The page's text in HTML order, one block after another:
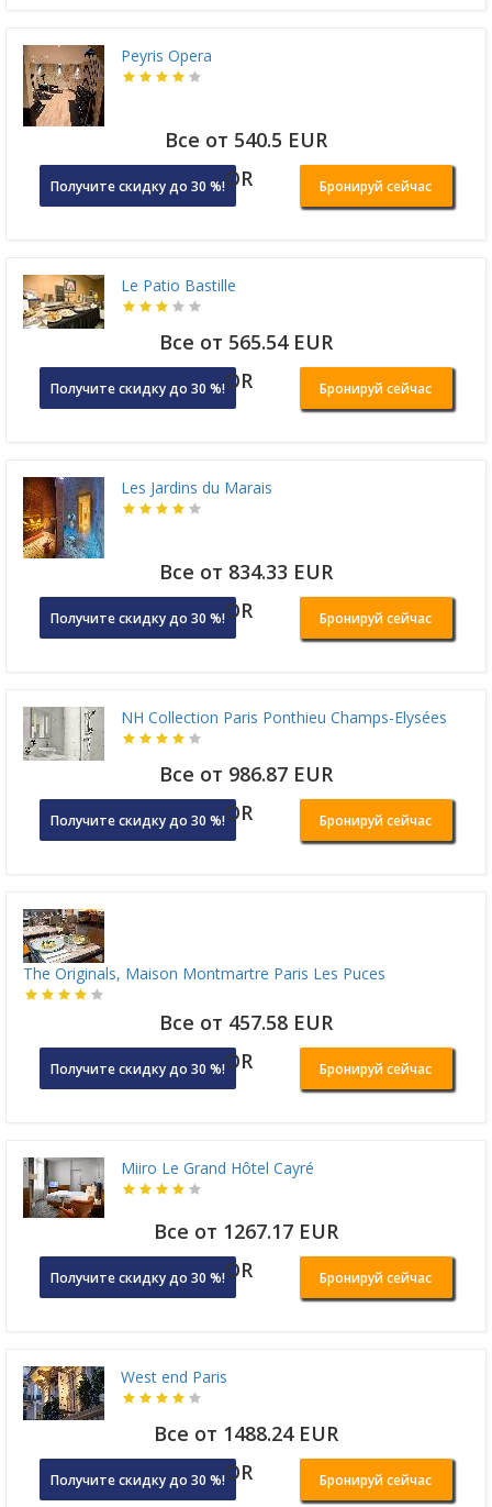
Peyris Opera
Все от 540.5 EUR
Получите скидку до 30 %!OR Бронируй сейчас
Le Patio Bastille
Все от 565.54 EUR
Получите скидку до 30 %!OR Бронируй сейчас
Les Jardins du Marais
Все от 834.33 EUR
Получите скидку до 30 %!OR Бронируй сейчас
NH Collection Paris Ponthieu Champs-Elysées
Все от 986.87 EUR
Получите скидку до 30 %!OR Бронируй сейчас
The Originals, Maison Montmartre Paris Les Puces
Все от 457.58 EUR
Получите скидку до 30 %!OR Бронируй сейчас
Miiro Le Grand Hôtel Cayré
Все от 1267.17 EUR
Получите скидку до 30 %!OR Бронируй сейчас
West end Paris
Все от 1488.24 EUR
Получите скидку до 30 %!OR Бронируй сейчас